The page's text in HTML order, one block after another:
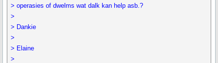
> operasies of dwelms wat dalk kan help asb.?
>
> Dankie
>
> Elaine
>